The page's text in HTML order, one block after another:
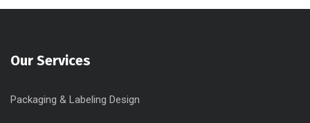
Our Services
Packaging & Labeling Design